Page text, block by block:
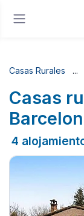
Casas Rurales
Casas
4